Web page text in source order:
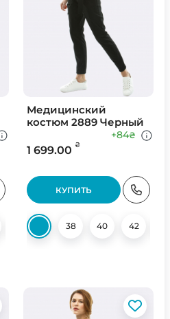
50
Медицинский
костюм 2889 Черный
1 699.00 ₴
+84₴
КУПИТЬ
38 40 42